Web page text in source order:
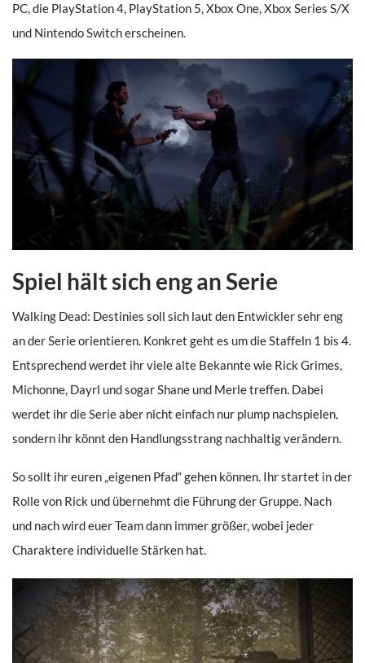
PC, die PlayStation 4, PlayStation 5, Xbox One, Xbox Series S/X
und Nintendo Switch erscheinen.
Spiel hält sich eng an Serie
Walking Dead: Destinies soll sich laut den Entwickler sehr eng
an der Serie orientieren. Konkret geht es um die Staffeln 1 bis 4.
Entsprechend werdet ihr viele alte Bekannte wie Rick Grimes,
Michonne, Dayrl und sogar Shane und Merle treffen. Dabei
werdet ihr die Serie aber nicht einfach nur plump nachspielen,
sondern ihr könnt den Handlungsstrang nachhaltig verändern.
So sollt ihr euren „eigenen Pfad“ gehen können. Ihr startet in der
Rolle von Rick und übernehmt die Führung der Gruppe. Nach
und nach wird euer Team dann immer größer, wobei jeder
Charaktere individuelle Stärken hat.